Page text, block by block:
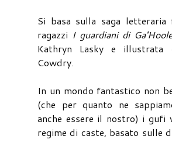
Si basa sulla saga letteraria
ragazzi I guardiani di
Kathryn Lasky e illustrata
Cowdry.
In un mondo fantastico non
(che per quanto ne
anche essere il nostro) i gufi
regime di caste, basato sulle